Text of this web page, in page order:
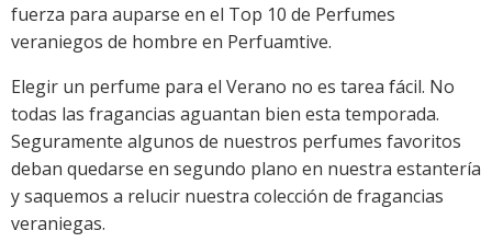
fuerza para auparse en el Top 10 de Perfumes
veraniegos de hombre en Perfuamtive.
Elegir un perfume para el Verano no es tarea fácil. No
todas las fragancias aguantan bien esta temporada.
Seguramente algunos de nuestros perfumes favoritos
deban quedarse en segundo plano en nuestra estantería
y saquemos a relucir nuestra colección de fragancias
veraniegas.